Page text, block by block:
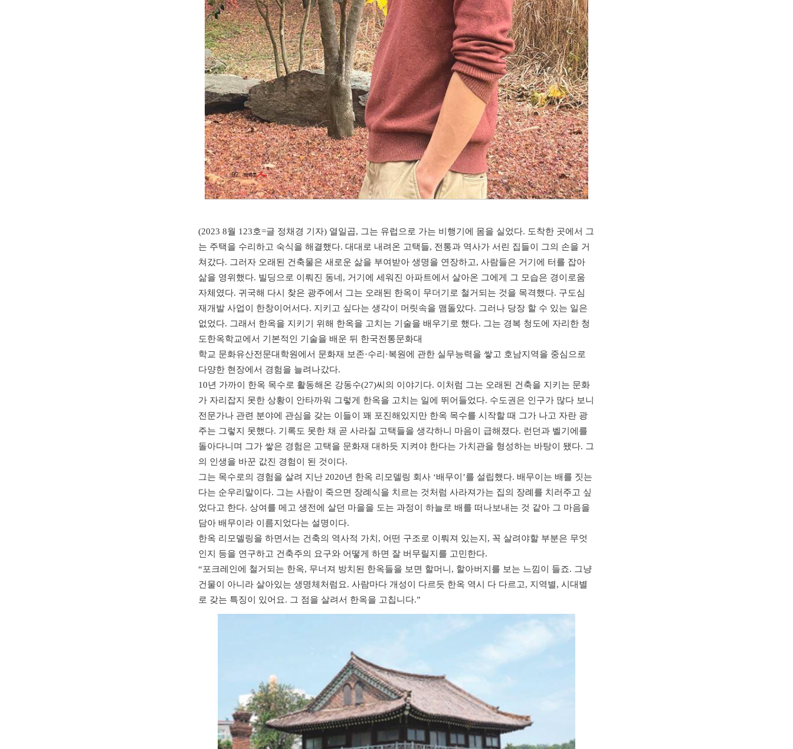
(2023 8월 123호=글 정채경 기자) 열일곱, 그는 유럽으로 가는 비행기에 몸을 실었다. 도착한 곳에서 그
는 주택을 수리하고 숙식을 해결했다. 대대로 내려온 고택들, 전통과 역사가 서린 집들이 그의 손을 거
쳐갔다. 그러자 오래된 건축물은 새로운 삶을 부여받아 생명을 연장하고, 사람들은 거기에 터를 잡아
삶을 영위했다. 빌딩으로 이뤄진 동네, 거기에 세워진 아파트에서 살아온 그에게 그 모습은 경이로움
자체였다. 귀국해 다시 찾은 광주에서 그는 오래된 한옥이 무더기로 철거되는 것을 목격했다. 구도심
재개발 사업이 한창이어서다. 지키고 싶다는 생각이 머릿속을 맴돌았다. 그러나 당장 할 수 있는 일은
없었다. 그래서 한옥을 지키기 위해 한옥을 고치는 기술을 배우기로 했다. 그는 경복 청도에 자리한 청
도한옥학교에서 기본적인 기술을 배운 뒤 한국전통문화대
학교 문화유산전문대학원에서 문화재 보존·수리·복원에 관한 실무능력을 쌓고 호남지역을 중심으로
다양한 현장에서 경험을 늘려나갔다.
10년 가까이 한옥 목수로 활동해온 강동수(27)씨의 이야기다. 이처럼 그는 오래된 건축을 지키는 문화
가 자리잡지 못한 상황이 안타까워 그렇게 한옥을 고치는 일에 뛰어들었다. 수도권은 인구가 많다 보니
전문가나 관련 분야에 관심을 갖는 이들이 꽤 포진해있지만 한옥 목수를 시작할 때 그가 나고 자란 광
주는 그렇지 못했다. 기록도 못한 채 곧 사라질 고택들을 생각하니 마음이 급해졌다. 런던과 벨기에를
돌아다니며 그가 쌓은 경험은 고택을 문화재 대하듯 지켜야 한다는 가치관을 형성하는 바탕이 됐다. 그
의 인생을 바꾼 값진 경험이 된 것이다.
그는 목수로의 경험을 살려 지난 2020년 한옥 리모델링 회사 ‘배무이’를 설립했다. 배무이는 배를 짓는
다는 순우리말이다. 그는 사람이 죽으면 장례식을 치르는 것처럼 사라져가는 집의 장례를 치러주고 싶
었다고 한다. 상여를 메고 생전에 살던 마을을 도는 과정이 하늘로 배를 떠나보내는 것 같아 그 마음을
담아 배무이라 이름지었다는 설명이다.
한옥 리모델링을 하면서는 건축의 역사적 가치, 어떤 구조로 이뤄져 있는지, 꼭 살려야할 부분은 무엇
인지 등을 연구하고 건축주의 요구와 어떻게 하면 잘 버무릴지를 고민한다.
“포크레인에 철거되는 한옥, 무너져 방치된 한옥들을 보면 할머니, 할아버지를 보는 느낌이 들죠. 그냥
건물이 아니라 살아있는 생명체처럼요. 사람마다 개성이 다르듯 한옥 역시 다 다르고, 지역별, 시대별
로 갖는 특징이 있어요. 그 점을 살려서 한옥을 고칩니다.”